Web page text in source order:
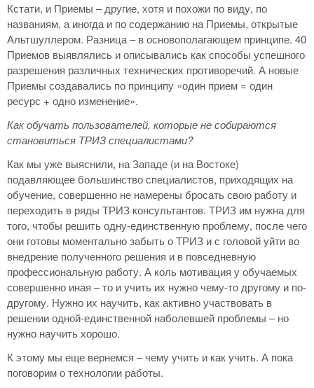
Кстати, и Приемы – другие, хотя и похожи по виду, по
названиям, а иногда и по содержанию на Приемы, открытые
Альтшуллером. Разница – в основополагающем принципе. 40
Приемов выявлялись и описывались как способы успешного
разрешения различных технических противоречий. А новые
Приемы создавались по принципу «один прием = один
ресурс + одно изменение».
Как обучать пользователей, которые не собираются
становиться ТРИЗ специалистами?
Как мы уже выяснили, на Западе (и на Востоке)
подавляющее большинство специалистов, приходящих на
обучение, совершенно не намерены бросать свою работу и
переходить в ряды ТРИЗ консультантов. ТРИЗ им нужна для
того, чтобы решить одну-единственную проблему, после чего
они готовы моментально забыть о ТРИЗ и с головой уйти во
внедрение полученного решения и в повседневную
профессиональную работу. А коль мотивация у обучаемых
совершенно иная – то и учить их нужно чему-то другому и по-
другому. Нужно их научить, как активно участвовать в
решении одной-единственной наболевшей проблемы – но
нужно научить хорошо.
К этому мы еще вернемся – чему учить и как учить. А пока
поговорим о технологии работы.